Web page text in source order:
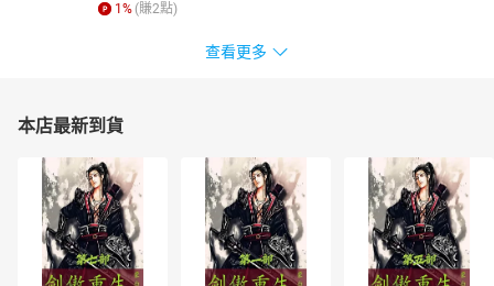
1 % (賺2點)
查看更多
本店最新到貨